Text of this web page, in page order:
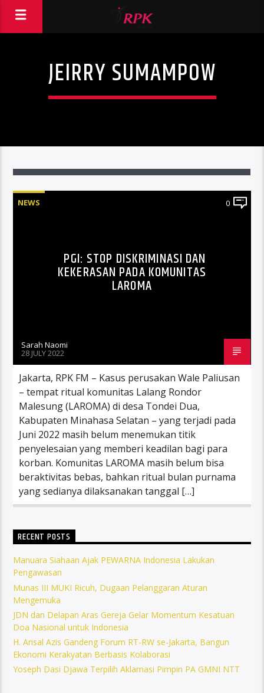
JEIRRY SUMAMPOW
NEWS 0
PGI: STOP DISKRIMINASI DAN
KEKERASAN PADA KOMUNITAS
LAROMA
Sarah Naomi
28 JULY 2022
Jakarta, RPK FM – Kasus perusakan Wale Paliusan
– tempat ritual komunitas Lalang Rondor
Malesung (LAROMA) di desa Tondei Dua,
Kabupaten Minahasa Selatan – yang terjadi pada
Juni 2022 masih belum menemukan titik
penyelesaian yang memberi keadilan bagi para
korban. Komunitas LAROMA masih belum bisa
beraktivitas bebas, bahkan ritual bulan purnama
yang sedianya dilaksanakan tanggal […]
RECENT POSTS
Manuara Siahaan Ajak PEWARNA Indonesia Lakukan
Pengawasan
Munas III MUKI Ricuh, Dugaan Pelanggaran Aturan
Mengemuka
JDN dan Delapan Aras Gereja Gelar Momentum Kesatuan
Doa Nasional untuk Indonesia
H. Arisal Azis Gandeng Forum RT-RW se-Jakarta, Bangun
Ekonomi Kerakyatan Berbasis Kolaborasi
Yoseph Dasi Djawa Terpilih Aklamasi Pimpin PA GMNI NTT